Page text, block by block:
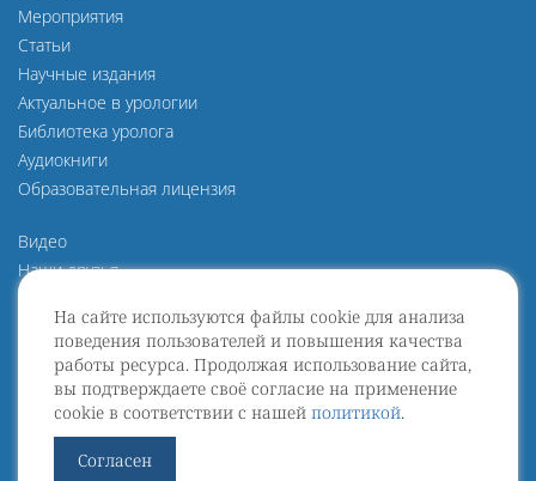
На сайте используются файлы cookie для анализа
поведения пользователей и повышения качества
работы ресурса. Продолжая использование сайта,
вы подтверждаете своё согласие на применение
cookie в соответствии с нашей политикой.
Согласен
Мероприятия
Статьи
Научные издания
Актуальное в урологии
Библиотека уролога
Аудиокниги
Образовательная лицензия
Видео
Наши друзья
О нас
Политика конфиденциальности
Политика защиты и обработки персональных данных
Пользовательское Соглашение
Договор оферты